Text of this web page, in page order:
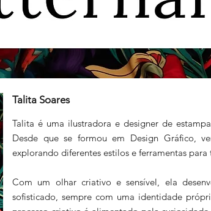
Talita Soares
Talita é uma ilustradora e designer de
Desde que se formou em Design Gráfico,
explorando diferentes estilos e ferramentas
Com um olhar criativo e sensível, ela
sofisticado, sempre com uma identidade